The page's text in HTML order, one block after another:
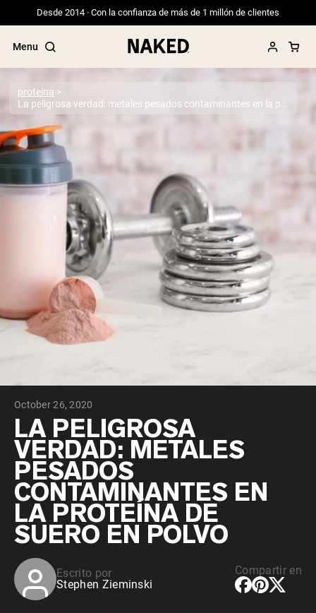
Desde 2014 · Con la confianza de más de 1 millón de clientes
Menu
Términos de Búsqueda Populares
”Protein Powder“
”Overnight Oats“
”Vegan protein“
”Micellar Casein“
proteína
October 26, 2020
LA PELIGROSA
VERDAD: METALES
PESADOS ​​
CONTAMINANTES EN
LA PROTEÍNA DE
SUERO EN POLVO
Escrito por
Stephen Zieminski
Compartir en